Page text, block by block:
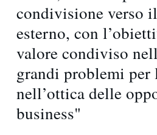
condivisione verso
esterno, con
valore condiviso
grandi problemi per
nell’ottica delle
business"